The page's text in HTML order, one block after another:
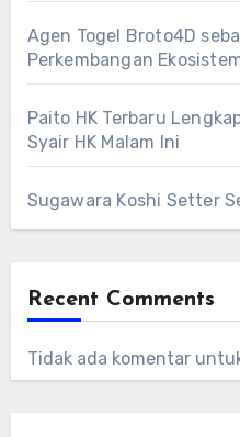
Agen Togel Broto4D
Perkembangan
Paito HK Terbaru
Syair HK Malam Ini
Sugawara Koshi Setter
Recent Comments
Tidak ada komentar